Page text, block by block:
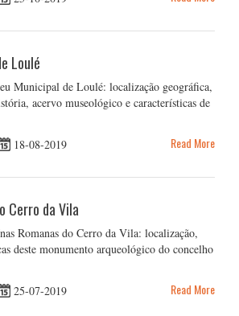
Loulé
Municipal de Loulé: localização geográfica,
acervo museológico e características de
18-08-2019 Read More
Cerro da Vila
Romanas do Cerro da Vila: localização,
deste monumento arqueológico do concelho
25-07-2019 Read More